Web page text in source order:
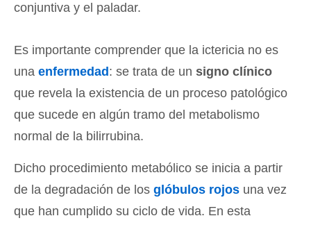
conjuntiva y el paladar.
Es importante comprender que la ictericia no es
una enfermedad : se trata de un signo clínico
que revela la existencia de un proceso patológico
que sucede en algún tramo del metabolismo
normal de la bilirrubina.
Dicho procedimiento metabólico se inicia a partir
de la degradación de los glóbulos rojos una vez
que han cumplido su ciclo de vida. En esta